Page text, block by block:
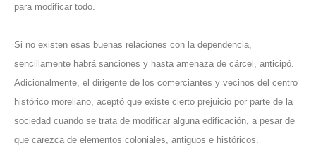
para modificar todo.
Si no existen esas buenas relaciones con la dependencia,
sencillamente habrá sanciones y hasta amenaza de cárcel, anticipó.
Adicionalmente, el dirigente de los comerciantes y vecinos del centro
histórico moreliano, aceptó que existe cierto prejuicio por parte de la
sociedad cuando se trata de modificar alguna edificación, a pesar de
que carezca de elementos coloniales, antiguos e históricos.